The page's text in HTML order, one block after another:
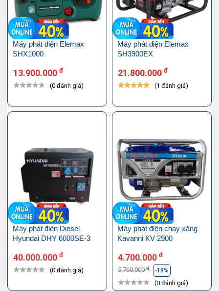
Máy phát điện Elemax
SHX1000
13.900.000 đ
(0 đánh giá)
Máy phát điện Elemax
SH3900EX
21.800.000 đ
(1 đánh giá)
Máy phát điện Diesel
Hyundai DHY 6000SE-3
40.000.000 đ
(0 đánh giá)
Máy phát điện chạy xăng
Kavanni KV 2900
4.700.000 đ
5.760.000đ -18%
(0 đánh giá)